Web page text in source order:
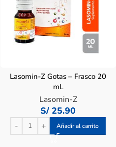
Lasomin-Z Gotas – Frasco 20
mL
Lasomin-Z
S/ 25.90
Añadir al carrito